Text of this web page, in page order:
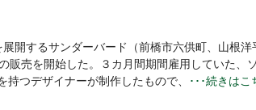
開するサンダーバード（前橋市六供町、山根洋
販売を開始した。３カ月間期間雇用していた、
つデザイナーが制作したもので、
･･･続きはこ